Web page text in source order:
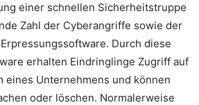
einer schnellen Sicherheitstruppe
Zahl der Cyberangriffe sowie der
Durch diese
erhalten Eindringlinge Zugriff auf
eines Unternehmens und können
oder löschen. Normalerweise